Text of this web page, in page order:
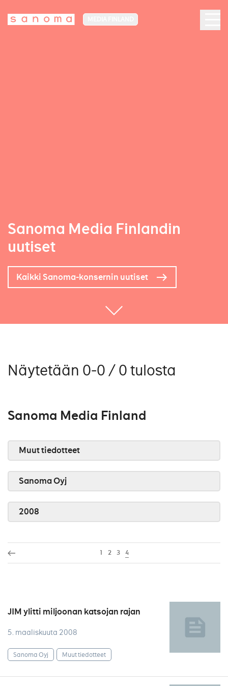
Sanoma Media Finlandin
uutiset
Kaikki Sanoma-konsernin uutiset
Näytetään 0-0 / 0 tulosta
Sanoma Media Finland
Muut tiedotteet
Sanoma Oyj
2008
1 2 3 4
JIM ylitti miljoonan katsojan rajan
5. maaliskuuta 2008
Sanoma Oyj Muut tiedotteet